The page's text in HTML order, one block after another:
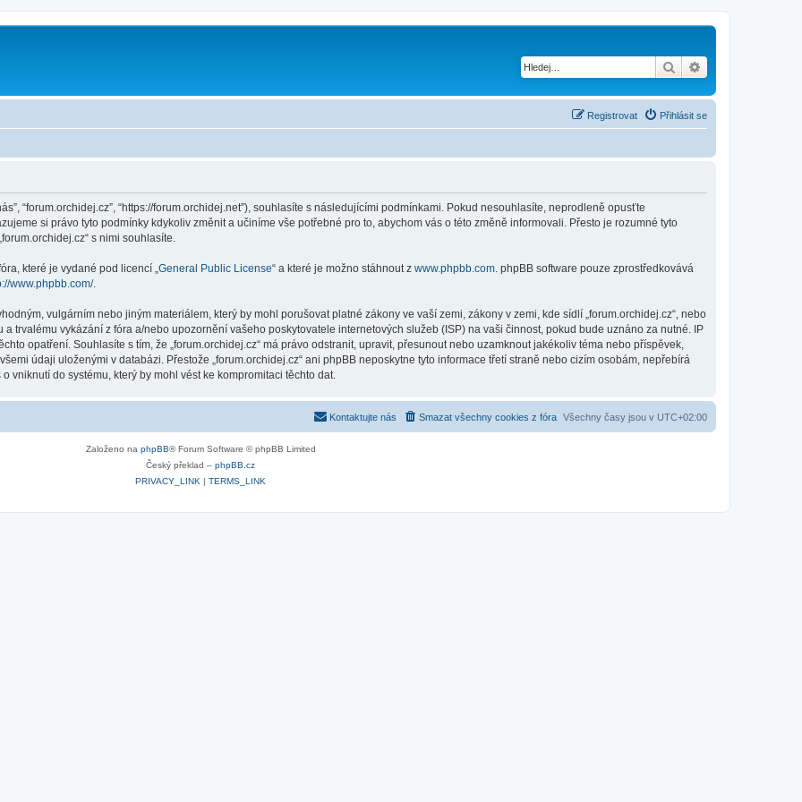
Hledat
Přihlásit se
Registrovat
“forum.orchidej.cz”, “https://forum.orchidej.net”), souhlasíte s následujícími podmínkami. Pokud nesouhlasíte, neprodleně opusťte
si právo tyto podmínky kdykoliv změnit a učiníme vše potřebné pro to, abychom vás o této změně informovali. Přesto je rozumné tyto
s nimi souhlasíte.
které je vydané pod licencí „ General Public License“ a které je možno stáhnout z www.phpbb.com . phpBB software pouze zprostředkovává
www.phpbb.com/.
vulgárním nebo jiným materiálem, který by mohl porušovat platné zákony ve vaší zemi, zákony v zemi, kde sídlí „forum.orchidej.cz“, nebo
trvalému vykázání z fóra a/nebo upozornění vašeho poskytovatele internetových služeb (ISP) na vaši činnost, pokud bude uznáno za nutné. IP
opatření. Souhlasíte s tím, že „forum.orchidej.cz“ má právo odstranit, upravit, přesunout nebo uzamknout jakékoliv téma nebo příspěvek,
údaji uloženými v databázi. Přestože „forum.orchidej.cz“ ani phpBB neposkytne tyto informace třetí straně nebo cizím osobám, nepřebírá
vniknutí do systému, který by mohl vést ke kompromitaci těchto dat.
Všechny časy jsou v UTC+02:00
Smazat všechny cookies z fóra
Kontaktujte nás
Založeno na phpBB® Forum Software © phpBB Limited
Český překlad – phpBB.cz
PRIVACY_LINK | TERMS_LINK